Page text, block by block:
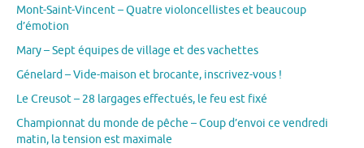
Mont-Saint-Vincent – Quatre violoncellistes et beaucoup
d’émotion
Mary – Sept équipes de village et des vachettes
Génelard – Vide-maison et brocante, inscrivez-vous !
Le Creusot – 28 largages effectués, le feu est fixé
Championnat du monde de pêche – Coup d’envoi ce vendredi
matin, la tension est maximale